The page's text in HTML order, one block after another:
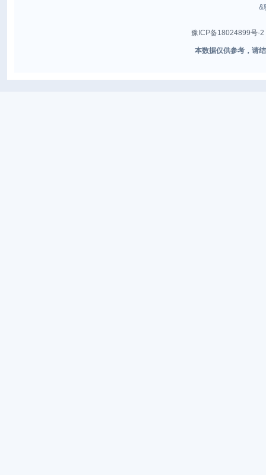
&
豫ICP备18024899号-2
本数据仅供参考，请